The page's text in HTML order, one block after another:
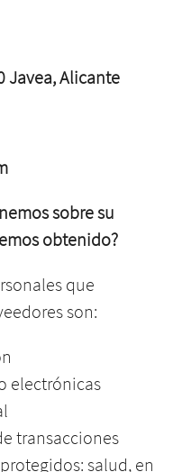
Javea, Alicante
sobre su
obtenido?
que
son:
electrónicas
transacciones
salud, en